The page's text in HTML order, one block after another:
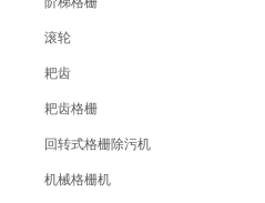
滚轮
耙齿
耙齿格栅
回转式格栅除污机
机械格栅机